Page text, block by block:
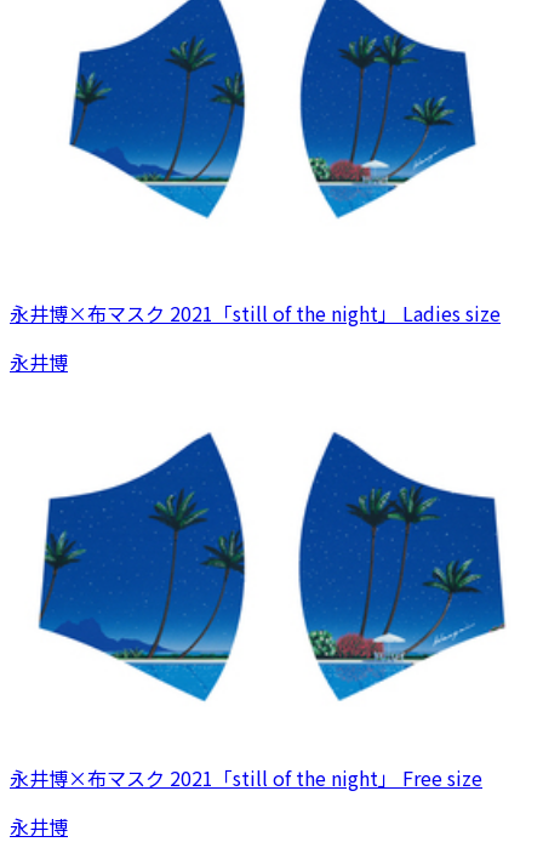
永井博×布マスク 2021「still of the night」 Ladies size
永井博
永井博×布マスク 2021「still of the night」 Free size
永井博